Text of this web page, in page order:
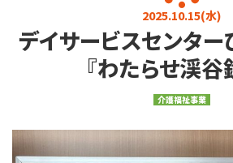
介護に関するご相談
080-4760-7823
9:00～17:00 (土日・祝日を除く)
求人・その他
9:00～17:00 (土日・祝日を除く)
2025.10.15(水)
デイサービスセンター
『わたらせ渓谷
介護福祉事業